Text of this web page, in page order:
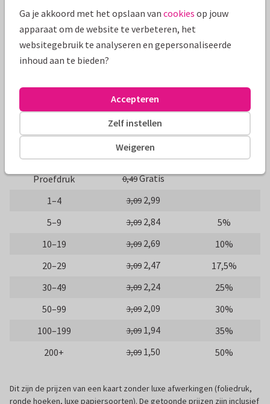
achtergrond. Met goudlook sterretjes en tekst.
Alle kaarten zijn helemaal naar wens aan te passen
Formaten en prijzen
10 x 15 cm 15 x 21 cm 21 x 30 cm
Aantal Prijs p/s Korting
Proefdruk 0,49Gratis
1–4
3,09 2,99
5–9
3,09 2,84
5%
10–19
3,09 2,69
10%
20–29
3,09 2,47
17,5%
30–49
3,09 2,24
25%
50–99
3,09 2,09
30%
100–199
3,09 1,94
35%
200+
3,09 1,50 50%
Dit zijn de prijzen van een kaart zonder luxe afwerkingen (foliedruk,
ronde hoeken, luxe papiersoorten). De getoonde prijzen zijn inclusief
Ga je akkoord met het opslaan van cookies op jouw
apparaat om de website te verbeteren, het
websitegebruik te analyseren en gepersonaliseerde
inhoud aan te bieden?
Weigeren
Zelf instellen
Accepteren